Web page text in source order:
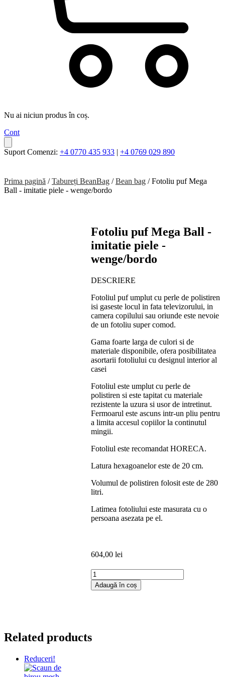
Nu ai niciun produs în coș.
Cont
Suport Comenzi: +4 0770 435 933 | +4 0769 029 890
Prima pagină /Tabureți BeanBag /Bean bag / Fotoliu puf Mega
Ball - imitatie piele - wenge/bordo
Fotoliu puf Mega Ball -
imitatie piele -
wenge/bordo
DESCRIERE
Fotoliul puf umplut cu perle de polistiren
isi gaseste locul in fata televizorului, in
camera copilului sau oriunde este nevoie
de un fotoliu super comod.
Gama foarte larga de culori si de
materiale disponibile, ofera posibilitatea
asortarii fotoliului cu designul interior al
casei
Fotoliul este umplut cu perle de
polistiren si este tapitat cu materiale
rezistente la uzura si usor de intretinut.
Fermoarul este ascuns intr-un pliu pentru
a limita accesul copiilor la continutul
mingii.
Fotoliul este recomandat HORECA.
Latura hexagoanelor este de 20 cm.
Volumul de polistiren folosit este de 280
litri.
Latimea fotoliului este masurata cu o
persoana asezata pe el.
604,00 lei
Cantitate
Fotoliu
puf
piele
Adaugă în coș
Related products
Reduceri!